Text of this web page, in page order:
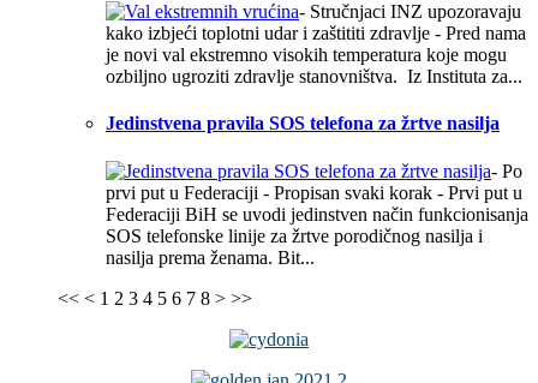
- Stručnjaci INZ upozoravaju
kako izbjeći toplotni udar i zaštititi zdravlje - Pred nama
je novi val ekstremno visokih temperatura koje mogu
ozbiljno ugroziti zdravlje stanovništva. Iz Instituta za...
Jedinstvena pravila SOS telefona za žrtve nasilja
- Po
prvi put u Federaciji - Propisan svaki korak - Prvi put u
Federaciji BiH se uvodi jedinstven način funkcionisanja
SOS telefonske linije za žrtve porodičnog nasilja i
nasilja prema ženama. Bit...
<< < 1 2 3 4 5 6 7 8 > >>